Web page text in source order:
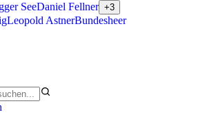
SeeDaniel Fellner +3
Leopold AstnerBundesheer